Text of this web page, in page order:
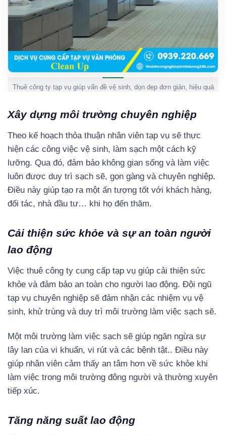
Thuê công ty tạp vụ giúp vấn đề vệ sinh, dọn dẹp đơn giản, hiệu quả
Xây dựng môi trường chuyên nghiệp
Theo kế hoạch thỏa thuận nhân viên tạp vụ sẽ thực
hiện các công việc vệ sinh, làm sạch một cách kỹ
lưỡng. Qua đó, đảm bảo không gian sống và làm việc
luôn được duy trì sạch sẽ, gọn gàng và chuyên nghiệp.
Điều này giúp tạo ra một ấn tượng tốt với khách hàng,
đối tác, nhà đầu tư… khi họ đến thăm.
Cải thiện sức khỏe và sự an toàn người
lao động
Việc thuê công ty cung cấp tạp vụ giúp cải thiện sức
khỏe và đảm bảo an toàn cho người lao động. Đội ngũ
tạp vụ chuyên nghiệp sẽ đảm nhận các nhiệm vụ vệ
sinh, khử trùng và duy trì môi trường làm việc sạch sẽ.
Một môi trường làm việc sạch sẽ giúp ngăn ngừa sự
lây lan của vi khuẩn, vi rút và các bệnh tật.. Điều này
giúp nhân viên cảm thấy an tâm hơn về sức khỏe khi
làm việc trong môi trường đông người và thường xuyên
tiếp xúc.
Tăng năng suất lao động